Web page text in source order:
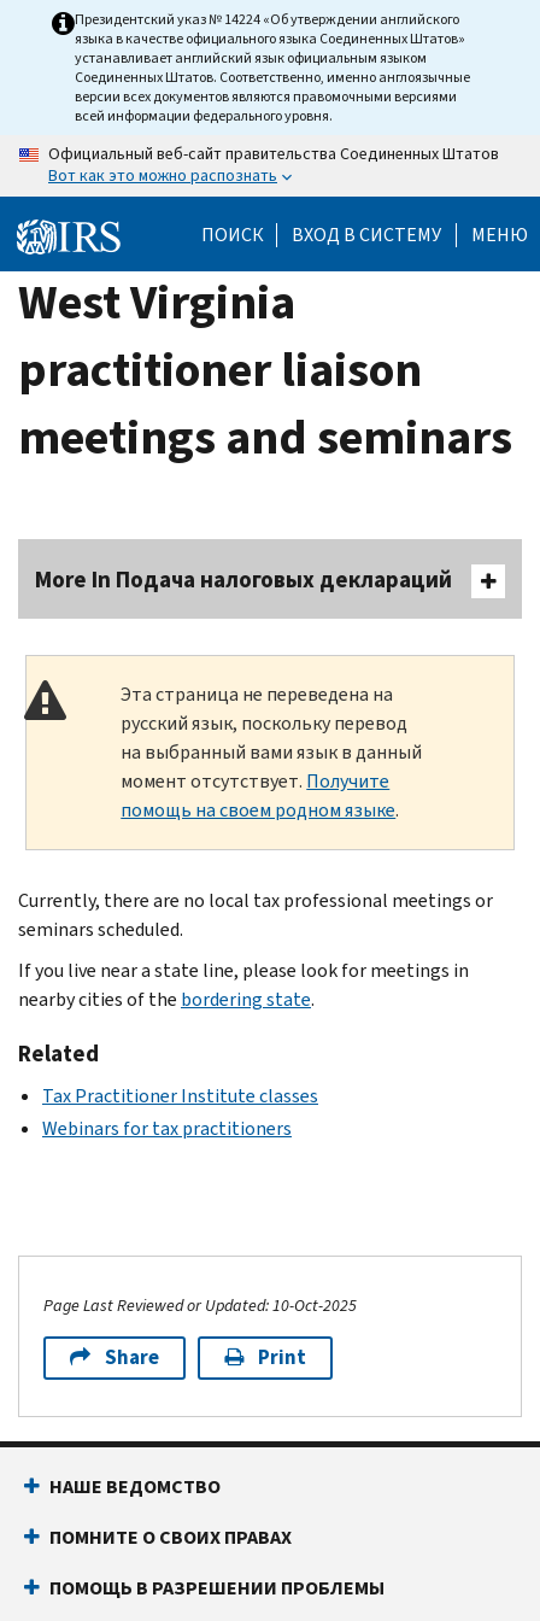
Президентский указ № 14224 «Об утверждении английского
языка в качестве официального языка Соединенных Штатов»
устанавливает английский язык официальным языком
Соединенных Штатов. Соответственно, именно англоязычные
версии всех документов являются правомочными версиями
всей информации федерального уровня.
Официальный веб-сайт правительства Соединенных Штатов
Вот как это можно распознать
ПОИСК ВХОД В СИСТЕМУ МЕНЮ
West Virginia
practitioner liaison
meetings and seminars
More In Подача налоговых деклараций
Эта страница не переведена на
русский язык, поскольку перевод
на выбранный вами язык в данный
момент отсутствует. Получите
помощь на своем родном языке.
Currently, there are no local tax professional meetings or
seminars scheduled.
If you live near a state line, please look for meetings in
nearby cities of the bordering state.
Related
Tax Practitioner Institute classes
Webinars for tax practitioners
Page Last Reviewed or Updated: 10-Oct-2025
Share Print
НАШЕ ВЕДОМСТВО
ПОМНИТЕ О СВОИХ ПРАВАХ
ПОМОЩЬ В РАЗРЕШЕНИИ ПРОБЛЕМЫ